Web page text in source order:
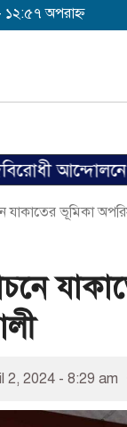
অপরাহ্ন
যাকাতের ভূমিকা
2, 2024 - 8:29 am